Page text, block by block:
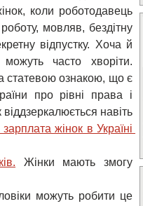
коли роботодавець
мовляв, бездітну
відпустку. Хоча й
часто хворіти.
статевою ознакою, що є
про рівні права і
навіть
жінок в Україні
Жінки мають змогу
можуть робити це